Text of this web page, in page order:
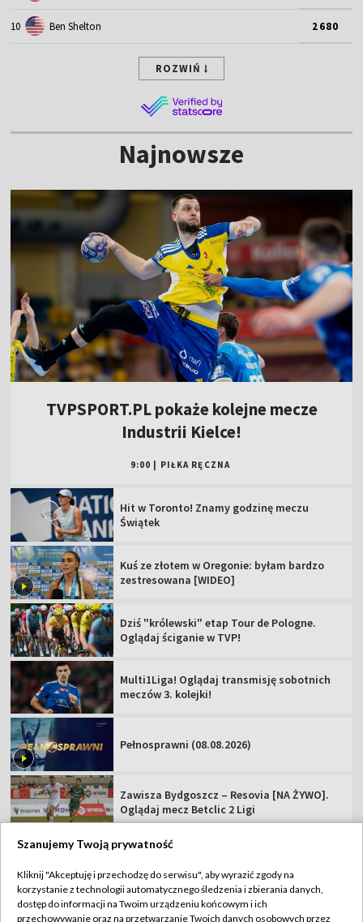
10 Ben Shelton 2680
ROZWIŃ
Najnowsze
TVPSPORT.PL pokaże kolejne mecze
Industrii Kielce!
9:00 PIŁKA RĘCZNA
Hit w Toronto! Znamy godzinę meczu
Świątek
Kuś ze złotem w Oregonie: byłam bardzo
zestresowana [WIDEO]
Dziś "królewski" etap Tour de Pologne.
Oglądaj ściganie w TVP!
Multi1Liga! Oglądaj transmisję sobotnich
meczów 3. kolejki!
Pełnosprawni (08.08.2026)
Zawisza Bydgoszcz – Resovia [NA ŻYWO].
Oglądaj mecz Betclic 2 Ligi
TVP
Szanujemy Twoją prywatność
Kliknij "Akceptuję i przechodzę do serwisu", aby wyrazić zgody na
korzystanie z technologii automatycznego śledzenia i zbierania danych,
dostęp do informacji na Twoim urządzeniu końcowym i ich
przechowywanie oraz na przetwarzanie Twoich danych osobowych przez